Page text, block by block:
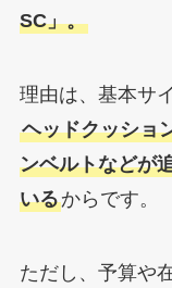
SC」。
理由は、基本サ
ヘッドクッショ
ンベルトなどが
いるからです。
ただし、予算や